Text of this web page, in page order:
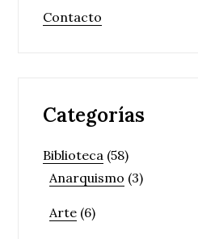
Contacto
Categorías
Biblioteca (58)
Anarquismo (3)
Arte (6)